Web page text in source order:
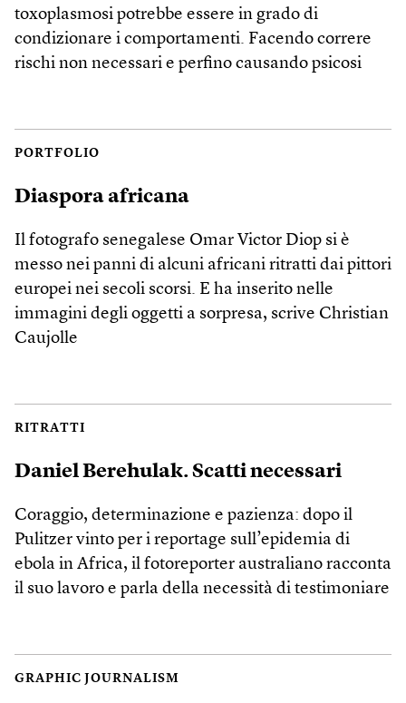
toxoplasmosi potrebbe essere in grado di
condizionare i comportamenti. Facendo correre
rischi non necessari e perfino causando psicosi
PORTFOLIO
Diaspora africana
Il fotografo senegalese Omar Victor Diop si è
messo nei panni di alcuni africani ritratti dai pittori
europei nei secoli scorsi. E ha inserito nelle
immagini degli oggetti a sorpresa, scrive Christian
Caujolle
RITRATTI
Daniel Berehulak. Scatti necessari
Coraggio, determinazione e pazienza: dopo il
Pulitzer vinto per i reportage sull’epidemia di
ebola in Africa, il fotoreporter australiano racconta
il suo lavoro e parla della necessità di testimoniare
GRAPHIC JOURNALISM